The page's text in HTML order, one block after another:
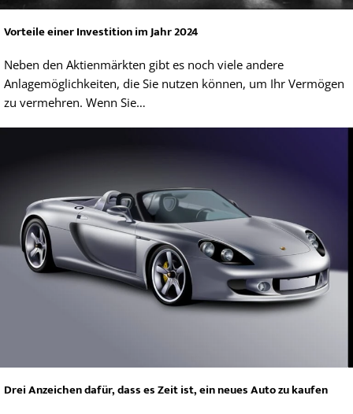
Vorteile einer Investition im Jahr 2024
Neben den Aktienmärkten gibt es noch viele andere
Anlagemöglichkeiten, die Sie nutzen können, um Ihr Vermögen
zu vermehren. Wenn Sie…
Drei Anzeichen dafür, dass es Zeit ist, ein neues Auto zu kaufen